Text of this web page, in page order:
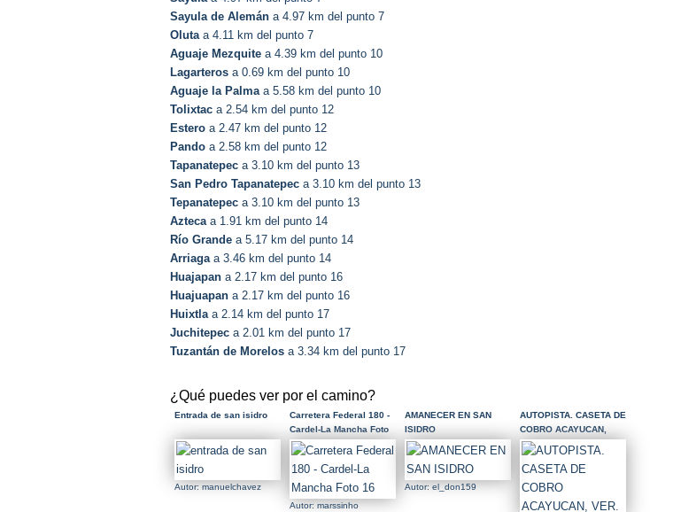
Sayula de Alemán a 4.97 km del punto 7
Olutaa 4.11 km del punto 7
Aguaje Mezquite a 4.39 km del punto 10
Lagarteros a 0.69 km del punto 10
Aguaje la Palmaa 5.58 km del punto 10
Tolixtac a 2.54 km del punto 12
Estero a 2.47 km del punto 12
Pando a 2.58 km del punto 12
Tapanatepec a 3.10 km del punto 13
San Pedro Tapanatepec a 3.10 km del punto 13
Tepanatepec a 3.10 km del punto 13
Aztecaa 1.91 km del punto 14
Río Grande a 5.17 km del punto 14
Arriagaa 3.46 km del punto 14
Huajapan a 2.17 km del punto 16
Huajuapan a 2.17 km del punto 16
Huixtlaa 2.14 km del punto 17
Juchitepec a 2.01 km del punto 17
Tuzantán de Morelos a 3.34 km del punto 17
¿Qué puedes ver por el camino?
Entrada de san isidro
Autor: manuelchavez
Carretera Federal 180 -
Cardel-La Mancha Foto
16
Autor: marssinho
AMANECER EN SAN
ISIDRO
Autor: el_don159
AUTOPISTA. CASETA DE
COBRO ACAYUCAN,
VER.